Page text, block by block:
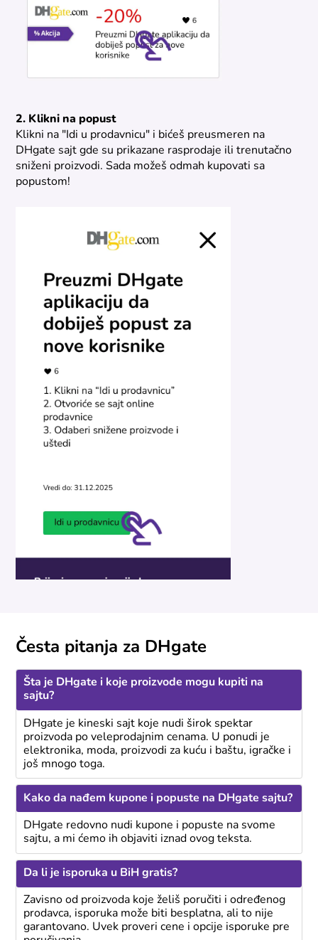
2. Klikni na popust
Klikni na "Idi u prodavnicu" i bićeš preusmeren na
DHgate sajt gde su prikazane rasprodaje ili trenutačno
sniženi proizvodi. Sada možeš odmah kupovati sa
popustom!
Česta pitanja za DHgate
Šta je DHgate i koje proizvode mogu kupiti na
sajtu?
DHgate je kineski sajt koje nudi širok spektar
proizvoda po veleprodajnim cenama. U ponudi je
elektronika, moda, proizvodi za kuću i baštu, igračke i
još mnogo toga.
Kako da nađem kupone i popuste na DHgate sajtu?
DHgate redovno nudi kupone i popuste na svome
sajtu, a mi ćemo ih objaviti iznad ovog teksta.
Da li je isporuka u BiH gratis?
Zavisno od proizvoda koje želiš poručiti i određenog
prodavca, isporuka može biti besplatna, ali to nije
garantovano. Uvek proveri cene i opcije isporuke pre